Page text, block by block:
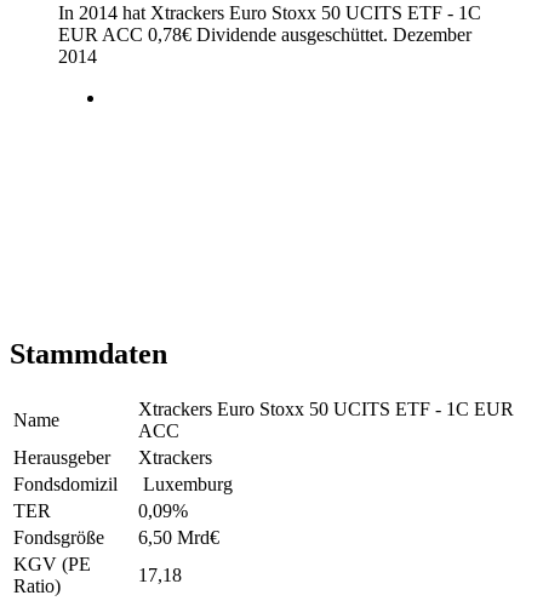
In 2014 hat Xtrackers Euro Stoxx 50 UCITS ETF - 1C
EUR ACC 0,78€ Dividende ausgeschüttet. Dezember
2014
Stammdaten
Name
Xtrackers Euro Stoxx 50 UCITS ETF - 1C EUR
ACC
Herausgeber
Xtrackers
Fondsdomizil
Luxemburg
TER
0,09%
Fondsgröße
6,50 Mrd€
KGV (PE
Ratio)
17,18